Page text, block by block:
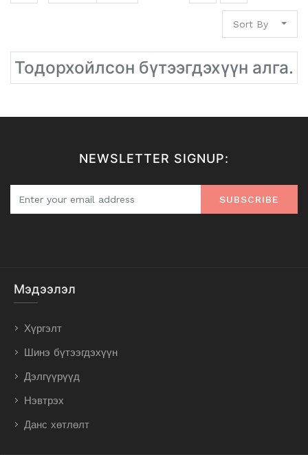
Sort By
Тодорхойлсон бүтээгдэхүүн алга.
NEWSLETTER SIGNUP:
SUBSCRIBE
Мэдээлэл
Хүргэлт
Шинэ бүтээгдэхүүн
Дэлгүүрүүд
Нэвтрэх
Данс хөтлөлт